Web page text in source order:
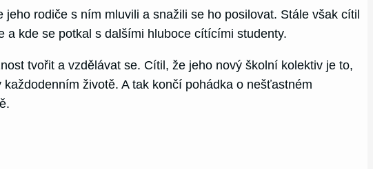
rodiče s ním mluvili a snažili se ho posilovat. Stále však cítil
a kde se potkal s dalšími hluboce cítícími studenty.
tvořit a vzdělávat se. Cítil, že jeho nový školní kolektiv je to,
životě. A tak končí pohádka o nešťastném